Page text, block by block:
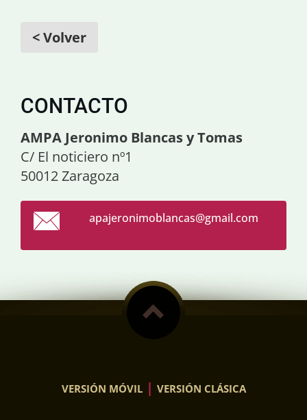
< Volver
CONTACTO
AMPA Jeronimo Blancas y Tomas
C/ El noticiero nº1
50012 Zaragoza
apajeronimoblancas@gmail.com
VERSIÓN MÓVIL | VERSIÓN CLÁSICA